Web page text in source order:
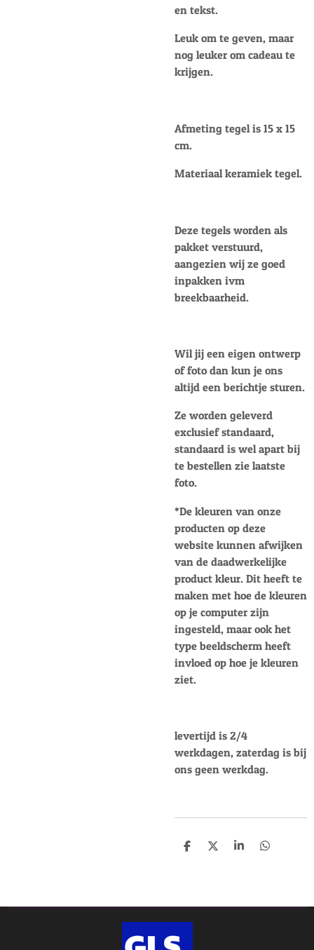
en tekst.
Leuk om te geven, maar
nog leuker om cadeau te
krijgen.
Afmeting tegel is 15 x 15
cm.
Materiaal keramiek tegel.
Deze tegels worden als
pakket verstuurd,
aangezien wij ze goed
inpakken ivm
breekbaarheid.
Wil jij een eigen ontwerp
of foto dan kun je ons
altijd een berichtje sturen.
Ze worden geleverd
exclusief standaard,
standaard is wel apart bij
te bestellen zie laatste
foto.
*De kleuren van onze
producten op deze
website kunnen afwijken
van de daadwerkelijke
product kleur. Dit heeft te
maken met hoe de kleuren
op je computer zijn
ingesteld, maar ook het
type beeldscherm heeft
invloed op hoe je kleuren
ziet.
levertijd is 2/4
werkdagen, zaterdag is bij
ons geen werkdag.
D
D
S
D